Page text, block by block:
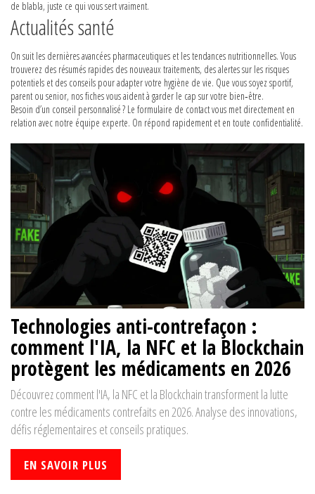
de blabla, juste ce qui vous sert vraiment.
Actualités santé
On suit les dernières avancées pharmaceutiques et les tendances nutritionnelles. Vous
trouverez des résumés rapides des nouveaux traitements, des alertes sur les risques
potentiels et des conseils pour adapter votre hygiène de vie. Que vous soyez sportif,
parent ou senior, nos fiches vous aident à garder le cap sur votre bien‑être.
Besoin d’un conseil personnalisé ? Le formulaire de contact vous met directement en
relation avec notre équipe experte. On répond rapidement et en toute confidentialité.
Technologies anti-contrefaçon :
comment l'IA, la NFC et la Blockchain
protègent les médicaments en 2026
Découvrez comment l'IA, la NFC et la Blockchain transforment la lutte
contre les médicaments contrefaits en 2026. Analyse des innovations,
défis réglementaires et conseils pratiques.
EN SAVOIR PLUS